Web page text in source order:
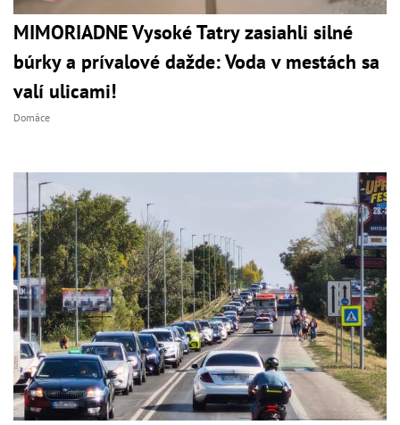
MIMORIADNE Vysoké Tatry zasiahli silné
búrky a prívalové dažde: Voda v mestách sa
valí ulicami!
Domáce